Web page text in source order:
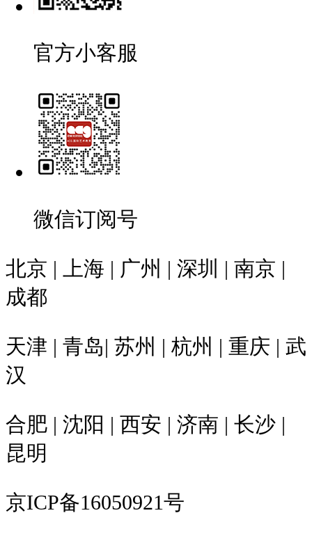
官方小客服
微信订阅号
北京 | 上海 | 广州 | 深圳 | 南京 |
成都
天津 | 青岛| 苏州 | 杭州 | 重庆 | 武
汉
合肥 | 沈阳 | 西安 | 济南 | 长沙 |
昆明
京ICP备16050921号